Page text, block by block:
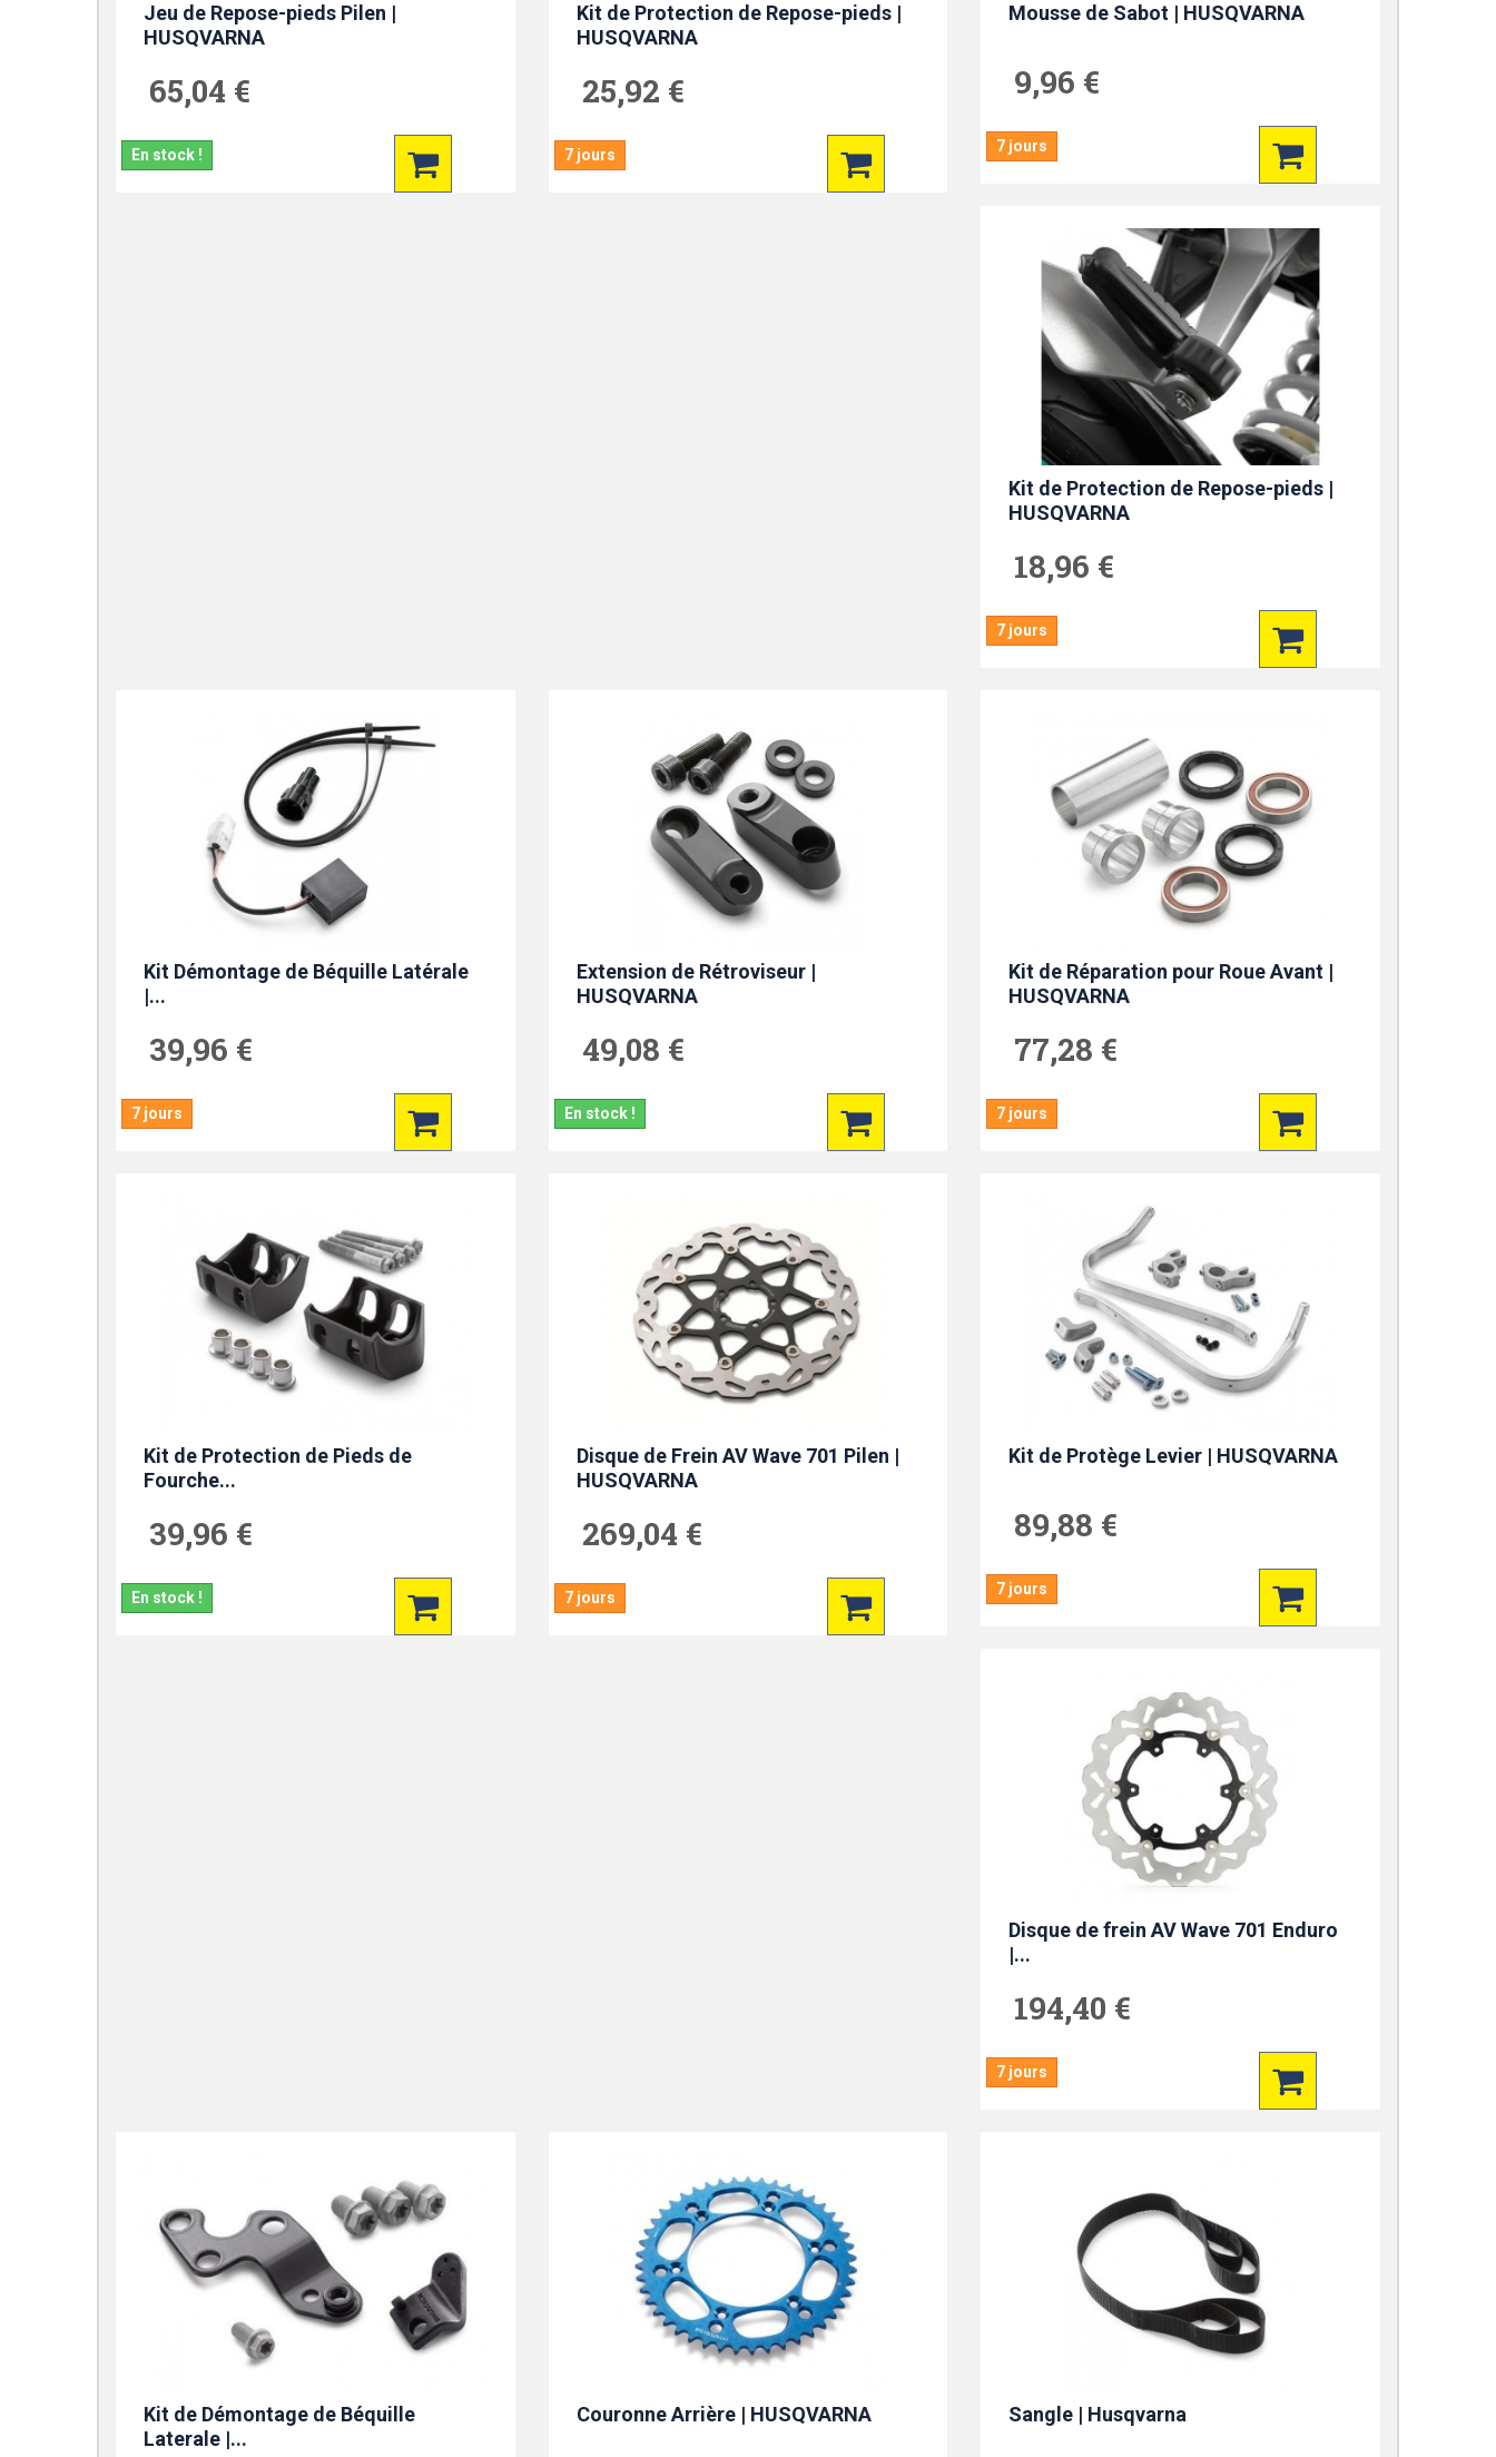
Jeu de Repose-pieds Pilen |
HUSQVARNA
65,04 €
En stock !
Kit de Protection de Repose-pieds |
HUSQVARNA
25,92 €
7 jours
Mousse de Sabot | HUSQVARNA
9,96 €
7 jours
Kit de Protection de Repose-pieds |
HUSQVARNA
18,96 €
7 jours
Kit Démontage de Béquille Latérale
|...
39,96 €
7 jours
Extension de Rétroviseur |
HUSQVARNA
49,08 €
En stock !
Kit de Réparation pour Roue Avant |
HUSQVARNA
77,28 €
7 jours
Kit de Protection de Pieds de
Fourche...
39,96 €
En stock !
Disque de Frein AV Wave 701 Pilen |
HUSQVARNA
269,04 €
7 jours
Kit de Protège Levier | HUSQVARNA
89,88 €
7 jours
Disque de frein AV Wave 701 Enduro
|...
194,40 €
7 jours
Kit de Démontage de Béquille
Laterale |...
Couronne Arrière | HUSQVARNA Sangle | Husqvarna